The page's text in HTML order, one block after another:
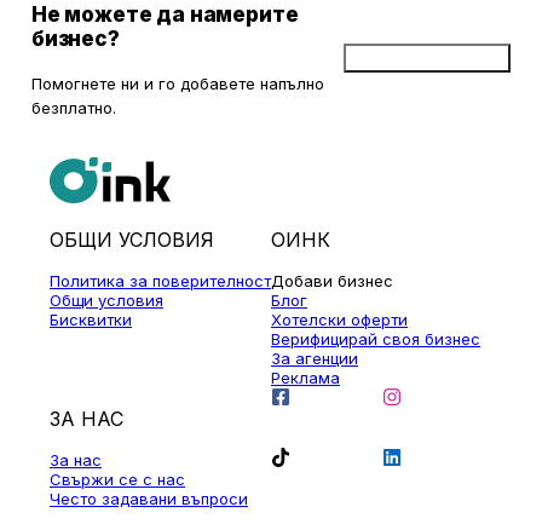
Не можете да намерите
бизнес?
Помогнете ни и го добавете напълно
безплатно.
ОБЩИ УСЛОВИЯ
Политика за поверителност
Общи условия
Бисквитки
ОИНК
Добави бизнес
Блог
Хотелски оферти
Верифицирай своя бизнес
За агенции
Реклама
ЗА НАС
За нас
Свържи се с нас
Често задавани въпроси